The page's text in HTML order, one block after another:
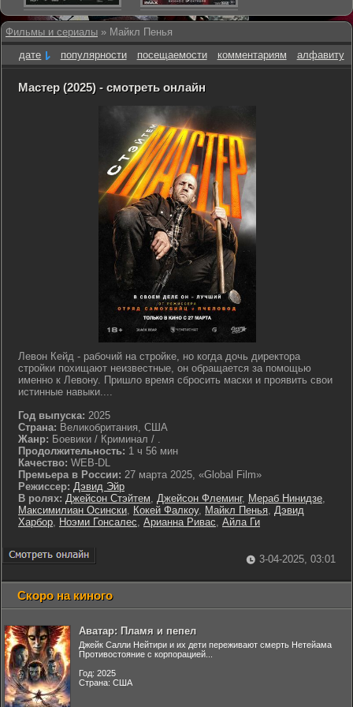
Фильмы и сериалы » Майкл Пенья
дате
популярности посещаемости комментариям алфавиту
Мастер (2025) - смотреть онлайн
Левон Кейд - рабочий на стройке, но когда дочь директора
стройки похищают неизвестные, он обращается за помощью
именно к Левону. Пришло время сбросить маски и проявить свои
истинные навыки....
Год выпуска: 2025
Страна: Великобритания, США
Жанр: Боевики / Криминал / .
Продолжительность: 1 ч 56 мин
Качество: WEB-DL
Премьера в России: 27 марта 2025, «Global Film»
Режиссер: Дэвид Эйр
В ролях: Джейсон Стэйтем, Джейсон Флеминг, Мераб Нинидзе,
Максимилиан Осински, Кокей Фалкоу, Майкл Пенья, Дэвид
Харбор, Ноэми Гонсалес, Арианна Ривас, Айла Ги
3-04-2025, 03:01
Скоро на киного
Аватар: Пламя и пепел
Джейк Салли Нейтири и их дети переживают смерть Нетейама
Противостояние с корпорацией...
Год: 2025
Страна: США